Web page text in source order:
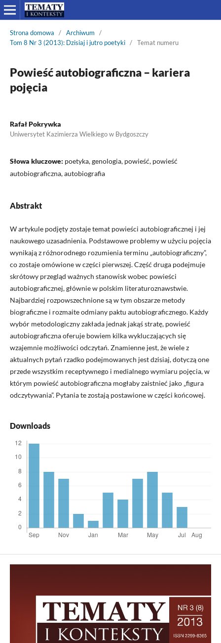
Strona domowa / Archiwum
/
Tom 8 Nr 3 (2013): Dzisiaj i jutro poetyki / Temat numeru
Powieść autobiograficzna – kariera
pojęcia
Rafał Pokrywka
Uniwersytet Kazimierza Wielkiego w Bydgoszczy
Słowa kluczowe: poetyka, genologia, powieść, powieść
autobiograficzna, autobiografia
Abstrakt
W artykule podjęty zostaje temat powieści autobiograficznej i jej
naukowego uzasadnienia. Podstawowe problemy w użyciu pojęcia
wynikają z różnorodnego rozumienia terminu „autobiograficzny”,
co zostaje omówione w części pierwszej. Część druga podejmuje
skrótowy przegląd ważnych stanowisk wobec powieści
autobiograficznej, głównie w polskim literaturoznawstwie.
Najbardziej rozpowszechnione są w tym obszarze metody
biograficzne i rozmaite odmiany paktu autobiograficznego. Każdy
wybór metodologiczny zakłada jednak jakąś stratę, powieść
autobiograficzna oferuje bowiem kilka wykluczających się
wzajemnie możliwości odczytań. Znamienne jest, że wiele z
aktualnych pytań rzadko podejmowanych jest dzisiaj, dotyczą one
przede wszystkim receptywnego i medialnego wymiaru pojęcia, w
którym powieść autobiograficzna mogłaby zaistnieć jako „figura
odczytywania”. Pytania te zostają postawione w części końcowej.
Downloads